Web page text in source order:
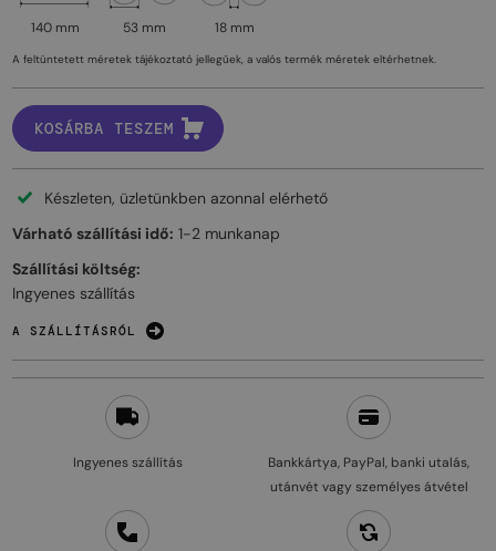
Ingyenes szállítás
Bankkártya, PayPal, banki utalás,
utánvét vagy személyes átvétel
140 mm 53 mm 18 mm
A feltüntetett méretek tájékoztató jellegűek, a valós termék méretek eltérhetnek.
KOSÁRBA TESZEM
Készleten, üzletünkben azonnal elérhető
Várható szállítási idő: 1-2 munkanap
Szállítási költség:
Ingyenes szállítás
A SZÁLLÍTÁSRÓL